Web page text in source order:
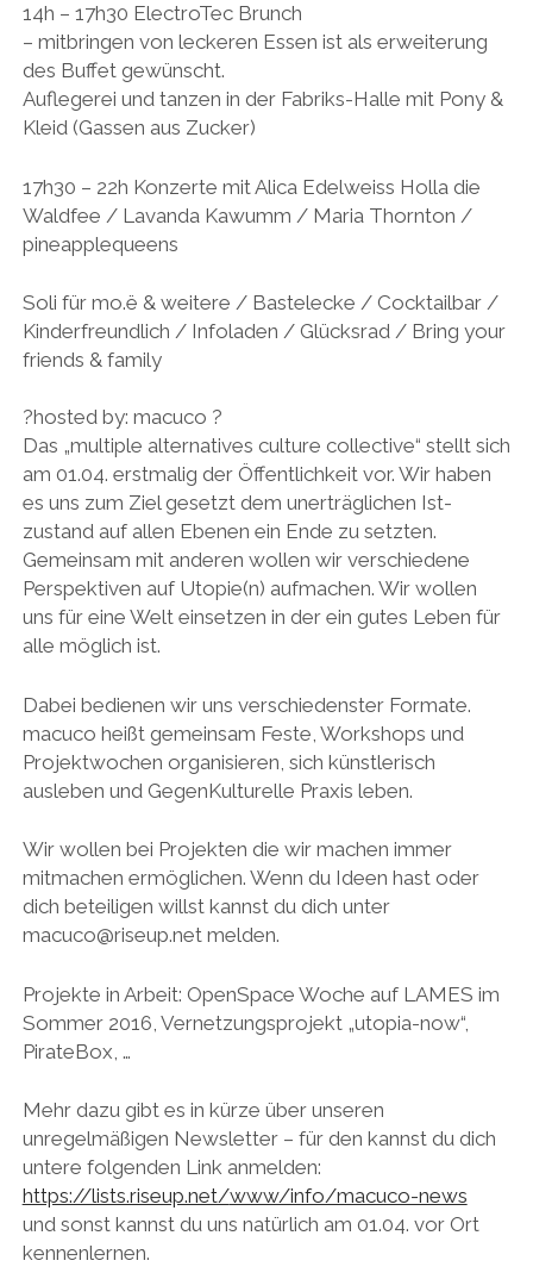
14h – 17h30 ElectroTec Brunch
– mitbringen von leckeren Essen ist als erweiterung
des Buffet gewünscht.
Auflegerei und tanzen in der Fabriks-Halle mit Pony &
Kleid (Gassen aus Zucker)
17h30 – 22h Konzerte mit Alica Edelweiss Holla die
Waldfee / Lavanda Kawumm / Maria Thornton /
pineapplequeens
Soli für mo.ë & weitere / Bastelecke / Cocktailbar /
Kinderfreundlich / Infoladen / Glücksrad / Bring your
friends & family
?hosted by: macuco ?
Das „multiple alternatives culture collective“ stellt sich
am 01.04. erstmalig der Öffentlichkeit vor. Wir haben
es uns zum Ziel gesetzt dem unerträglichen Ist-
zustand auf allen Ebenen ein Ende zu setzten.
Gemeinsam mit anderen wollen wir verschiedene
Perspektiven auf Utopie(n) aufmachen. Wir wollen
uns für eine Welt einsetzen in der ein gutes Leben für
alle möglich ist.
Dabei bedienen wir uns verschiedenster Formate.
macuco heißt gemeinsam Feste, Workshops und
Projektwochen organisieren, sich künstlerisch
ausleben und GegenKulturelle Praxis leben.
Wir wollen bei Projekten die wir machen immer
mitmachen ermöglichen. Wenn du Ideen hast oder
dich beteiligen willst kannst du dich unter
macuco@riseup.net melden.
Projekte in Arbeit: OpenSpace Woche auf LAMES im
Sommer 2016, Vernetzungsprojekt „utopia-now“,
PirateBox, …
Mehr dazu gibt es in kürze über unseren
unregelmäßigen Newsletter – für den kannst du dich
untere folgenden Link anmelden:
https://lists.riseup.net/www/info/macuco-news
und sonst kannst du uns natürlich am 01.04. vor Ort
kennenlernen.